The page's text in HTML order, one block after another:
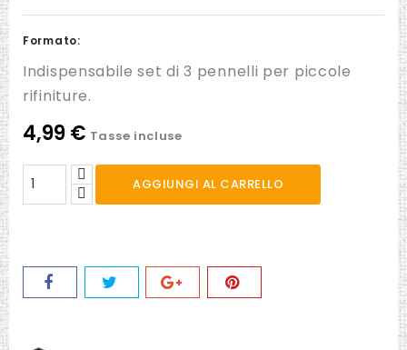
Formato:
Indispensabile set di 3 pennelli per piccole
rifiniture.
4,99 € Tasse incluse
AGGIUNGI AL CARRELLO